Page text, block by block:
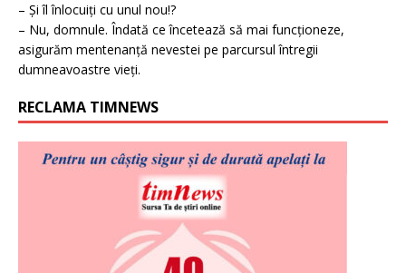
– Și îl înlocuiți cu unul nou!?
– Nu, domnule. Îndată ce încetează să mai funcționeze,
asigurăm mentenanță nevestei pe parcursul întregii
dumneavoastre vieți.
RECLAMA TIMNEWS